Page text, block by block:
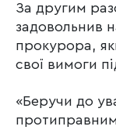
За другим
задовольнив
прокурора,
свої вимоги
«Беручи до